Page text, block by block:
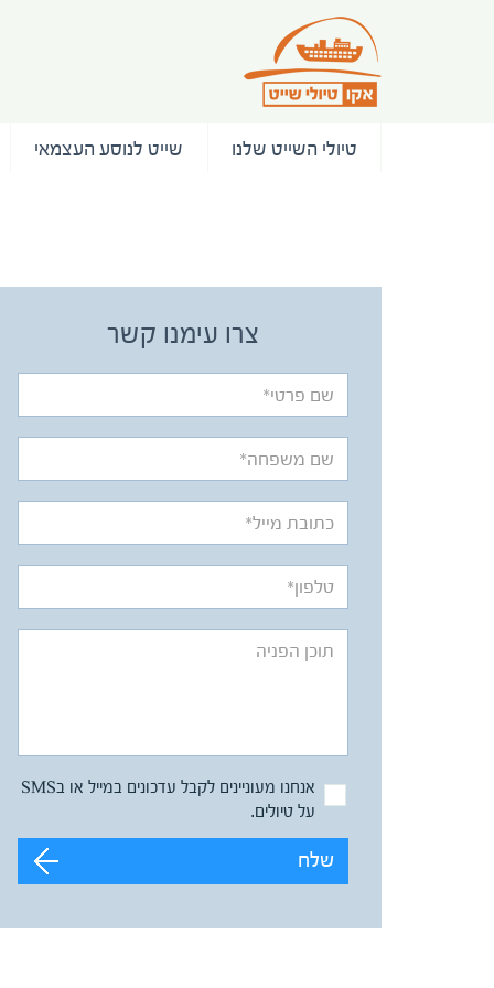
טיולי השייט שלנו שייט לנוסע העצמאי
צרו עימנו קשר
אנחנו מעוניינים לקבל עדכונים במייל או בSMS
על טיולים.
שלח